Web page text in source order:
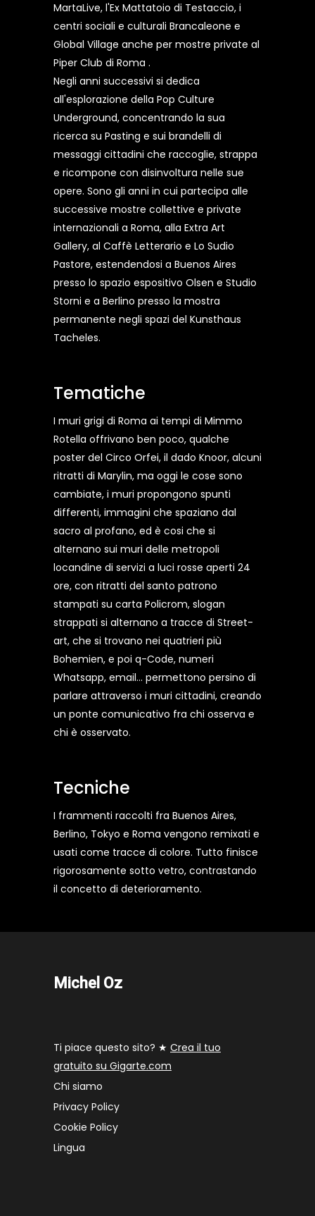
MartaLive, l'Ex Mattatoio di Testaccio, i
centri sociali e culturali Brancaleone e
Global Village anche per mostre private al
Piper Club di Roma .
Negli anni successivi si dedica
all'esplorazione della Pop Culture
Underground, concentrando la sua
ricerca su Pasting e sui brandelli di
messaggi cittadini che raccoglie, strappa
e ricompone con disinvoltura nelle sue
opere. Sono gli anni in cui partecipa alle
successive mostre collettive e private
internazionali a Roma, alla Extra Art
Gallery, al Caffè Letterario e Lo Sudio
Pastore, estendendosi a Buenos Aires
presso lo spazio espositivo Olsen e Studio
Storni e a Berlino presso la mostra
permanente negli spazi del Kunsthaus
Tacheles.
Tematiche
I muri grigi di Roma ai tempi di Mimmo
Rotella offrivano ben poco, qualche
poster del Circo Orfei, il dado Knoor, alcuni
ritratti di Marylin, ma oggi le cose sono
cambiate, i muri propongono spunti
differenti, immagini che spaziano dal
sacro al profano, ed è cosi che si
alternano sui muri delle metropoli
locandine di servizi a luci rosse aperti 24
ore, con ritratti del santo patrono
stampati su carta Policrom, slogan
strappati si alternano a tracce di Street-
art, che si trovano nei quatrieri più
Bohemien, e poi q-Code, numeri
Whatsapp, email... permettono persino di
parlare attraverso i muri cittadini, creando
un ponte comunicativo fra chi osserva e
chi è osservato.
Tecniche
I frammenti raccolti fra Buenos Aires,
Berlino, Tokyo e Roma vengono remixati e
usati come tracce di colore. Tutto finisce
rigorosamente sotto vetro, contrastando
il concetto di deterioramento.
Michel Oz
Ti piace questo sito? ★ Crea il tuo
gratuito su Gigarte.com
Chi siamo
Privacy Policy
Cookie Policy
Lingua